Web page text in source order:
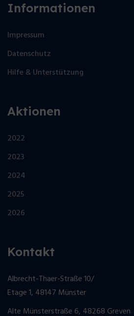
Informationen
Impressum
Datenschutz
Hilfe & Unterstützung
Aktionen
2022
2023
2024
2025
2026
Kontakt
Albrecht-Thaer-Straße 10/
Etage 1, 48147 Münster
Alte Münsterstraße 6, 48268 Greven